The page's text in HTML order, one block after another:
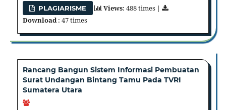
PLAGIARISME Views: 488 times |
Download: 47 times
Rancang Bangun Sistem Informasi Pembuatan
Surat Undangan Bintang Tamu Pada TVRI
Sumatera Utara